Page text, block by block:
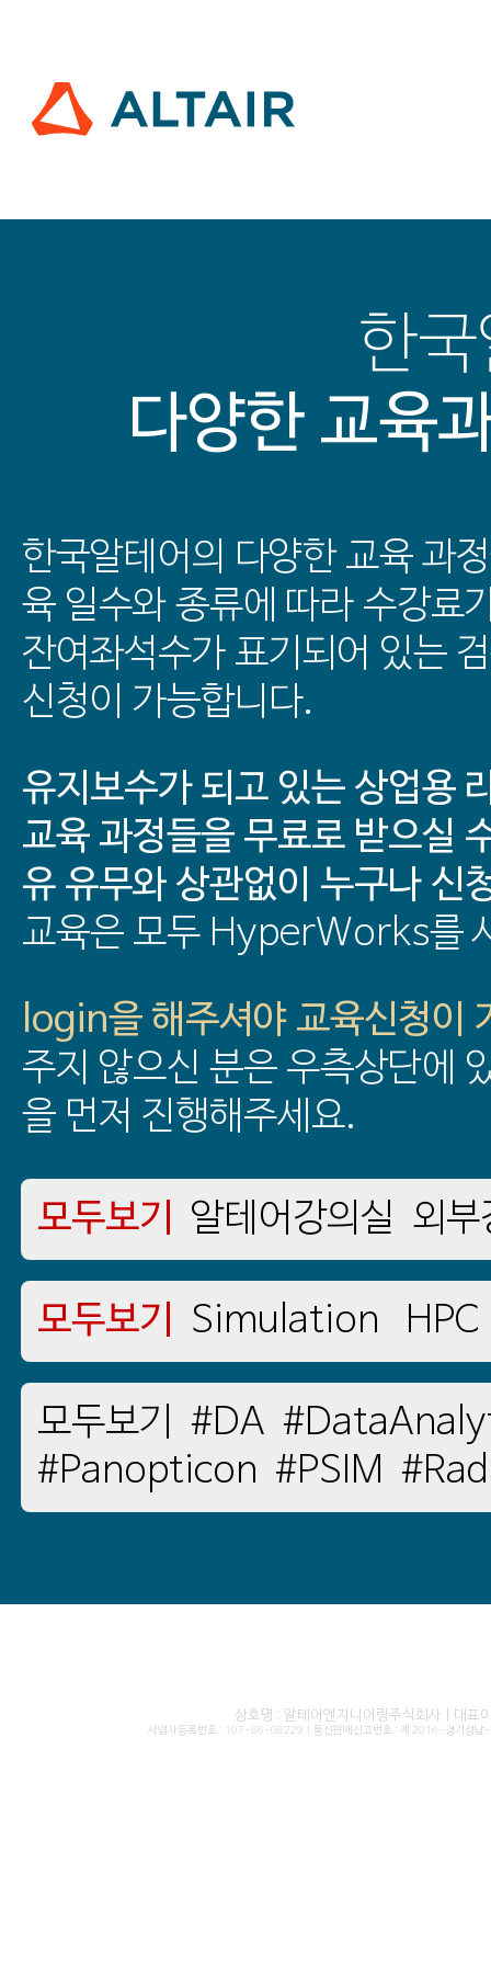
한
다양한 교육
한국알테어의 다양한 교육 과
육 일수와 종류에 따라 수강료
잔여좌석수가 표기되어 있는
신청이 가능합니다.
유지보수가 되고 있는 상업용
교육 과정들을 무료로 받으실
유 유무와 상관없이 누구나 신
교육은 모두 HyperWorks를
login을 해주셔야 교육신청이
주지 않으신 분은 우측상단에
을 먼저 진행해주세요.
모두보기 알테어강의실 외부
모두보기 Simulation HPC
모두보기 #DA
#Panopticon #PSIM
상호명 : 알테어엔지니어링주식회사 | 대표
사업자등록번호 : 107-86-08229 | 통신판매신고번호 : 제 2016-경기성